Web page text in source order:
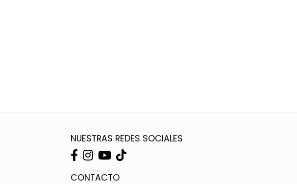
NUESTRAS REDES SOCIALES
CONTACTO